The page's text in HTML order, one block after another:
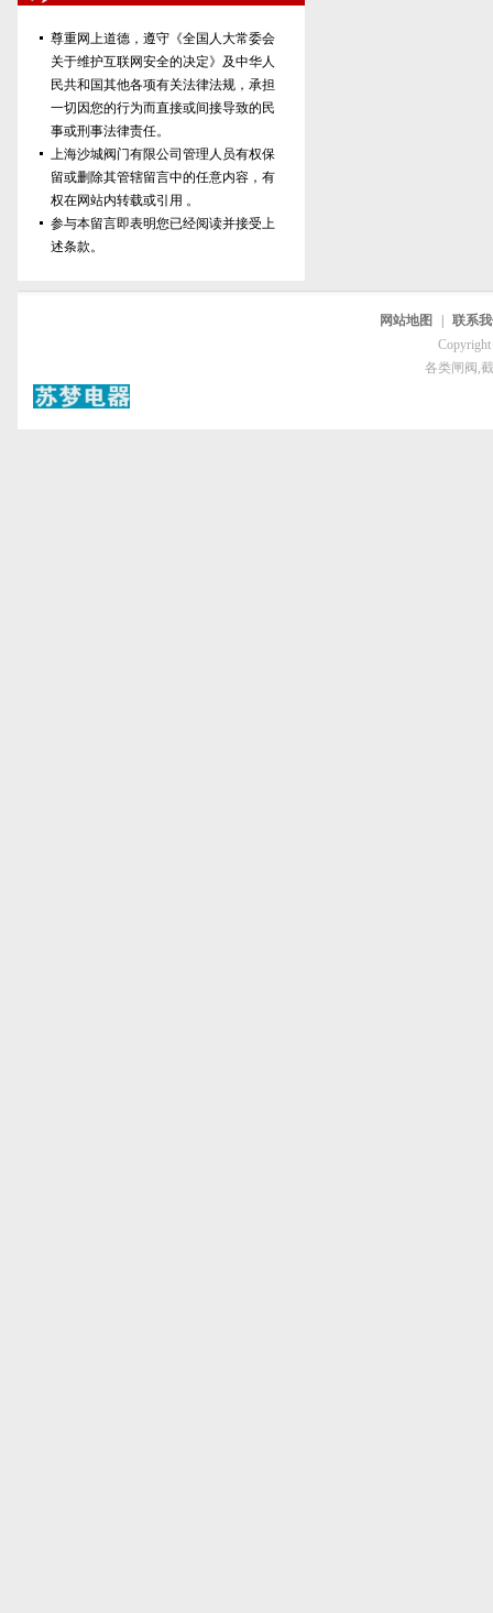
尊重网上道德，遵守《全国人大常委会
关于维护互联网安全的决定》及中华人
民共和国其他各项有关法律法规，承担
一切因您的行为而直接或间接导致的民
事或刑事法律责任。
上海沙城阀门有限公司管理人员有权保
留或删除其管辖留言中的任意内容，有
权在网站内转载或引用 。
参与本留言即表明您已经阅读并接受上
述条款。
网站地图
联系
各类闸阀,